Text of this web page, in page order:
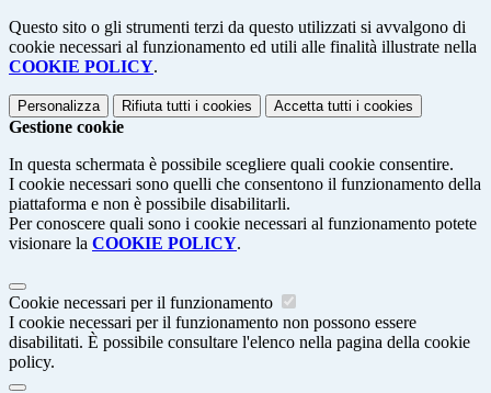
Questo sito o gli strumenti terzi da questo utilizzati si avvalgono di
cookie necessari al funzionamento ed utili alle finalità illustrate nella
COOKIE POLICY.
Personalizza Rifiuta tutti i cookies Accetta tutti i cookies
Gestione cookie
In questa schermata è possibile scegliere quali cookie consentire.
I cookie necessari sono quelli che consentono il funzionamento della
piattaforma e non è possibile disabilitarli.
Per conoscere quali sono i cookie necessari al funzionamento potete
visionare la COOKIE POLICY.
Cookie necessari per il funzionamento
I cookie necessari per il funzionamento non possono essere
disabilitati. È possibile consultare l'elenco nella pagina della cookie
policy.